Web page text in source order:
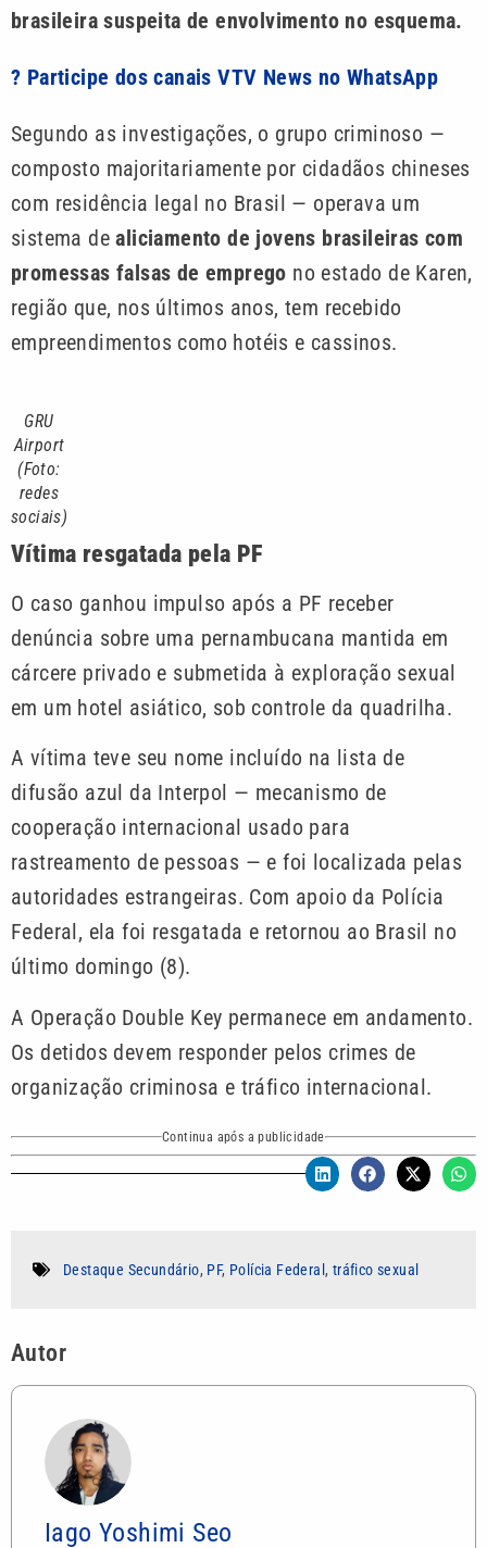
brasileira suspeita de envolvimento no esquema.
? Participe dos canais VTV News no WhatsApp
Segundo as investigações, o grupo criminoso —
composto majoritariamente por cidadãos chineses
com residência legal no Brasil — operava um
sistema de aliciamento de jovens brasileiras com
promessas falsas de emprego no estado de Karen,
região que, nos últimos anos, tem recebido
empreendimentos como hotéis e cassinos.
GRU
Airport
(Foto:
redes
sociais)
Vítima resgatada pela PF
O caso ganhou impulso após a PF receber
denúncia sobre uma pernambucana mantida em
cárcere privado e submetida à exploração sexual
em um hotel asiático, sob controle da quadrilha.
A vítima teve seu nome incluído na lista de
difusão azul da Interpol — mecanismo de
cooperação internacional usado para
rastreamento de pessoas — e foi localizada pelas
autoridades estrangeiras. Com apoio da Polícia
Federal, ela foi resgatada e retornou ao Brasil no
último domingo (8).
A Operação Double Key permanece em andamento.
Os detidos devem responder pelos crimes de
organização criminosa e tráfico internacional.
Continua após a publicidade
Destaque Secundário, PF, Polícia Federal , tráfico sexual
Autor
Iago Yoshimi Seo